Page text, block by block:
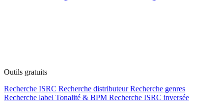
Outils gratuits
Recherche ISRC Recherche distributeur Recherche genres
Recherche label Tonalité & BPM Recherche ISRC inversée